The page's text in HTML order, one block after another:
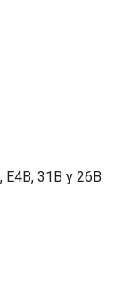
E4B, 31B y 26B